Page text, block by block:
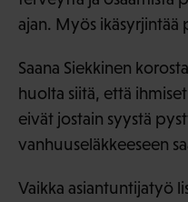
ajan. Myös
Saana Siekkinen
huolta siitä, että
eivät jostain syystä
vanhuuseläkkeeseen
Vaikka asiantuntijatyö